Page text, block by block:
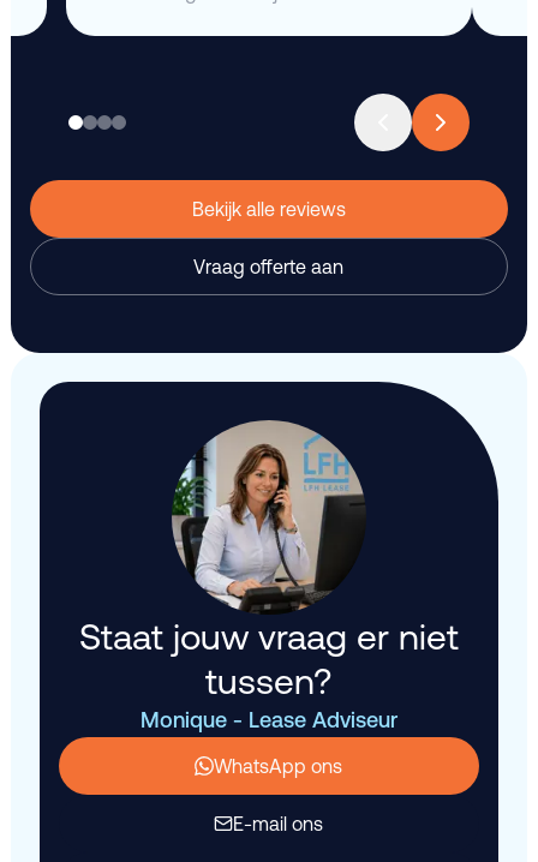
Bekijk alle reviews
Vraag offerte aan
Staat jouw vraag er niet
tussen?
Monique - Lease Adviseur
WhatsApp ons
E-mail ons